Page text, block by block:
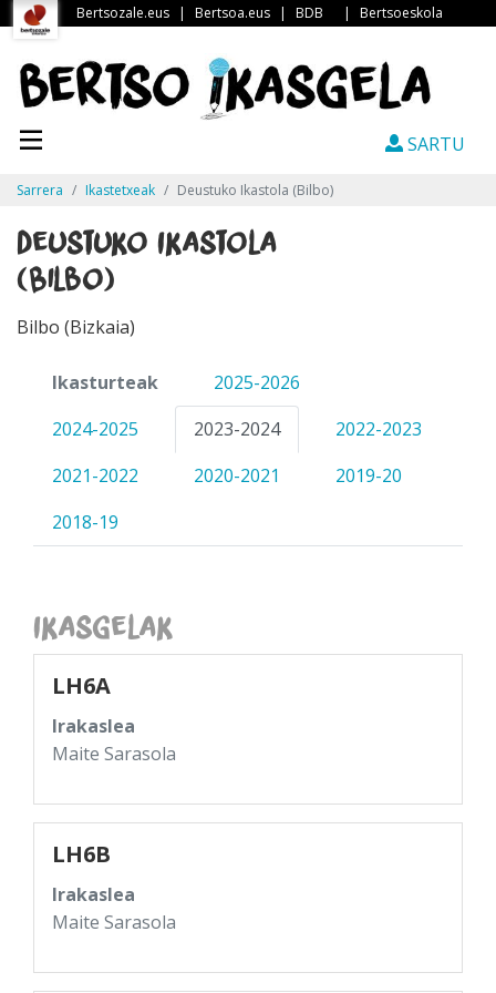
Bertsozale.eus | Bertsoa.eus | BDB | Bertsoeskola
SARTU
Sarrera Ikastetxeak Deustuko Ikastola (Bilbo)
Deustuko Ikastola
(Bilbo)
Bilbo (Bizkaia)
Ikasturteak
2025-2026
2024-2025
2023-2024
2022-2023
2021-2022
2020-2021
2019-20
2018-19
Ikasgelak
LH6A
Irakaslea
Maite Sarasola
LH6B
Irakaslea
Maite Sarasola